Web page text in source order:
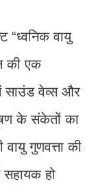
“ध्वनिक वायु
की एक
साउंड वेव्स और
के संकेतों का
गुणवत्ता की
सहायक हो